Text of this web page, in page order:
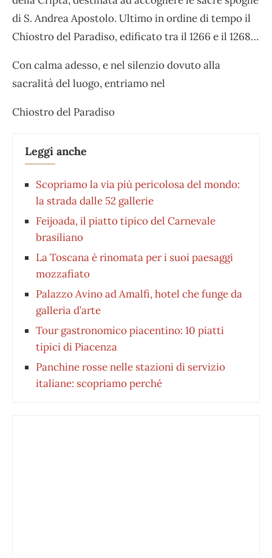
di S. Andrea Apostolo. Ultimo in ordine di tempo il
Chiostro del Paradiso, edificato tra il 1266 e il 1268…
Con calma adesso, e nel silenzio dovuto alla
sacralità del luogo, entriamo nel
Chiostro del Paradiso
Leggi anche
Scopriamo la via più pericolosa del mondo:
la strada dalle 52 gallerie
Feijoada, il piatto tipico del Carnevale
brasiliano
La Toscana è rinomata per i suoi paesaggi
mozzafiato
Palazzo Avino ad Amalfi, hotel che funge da
galleria d’arte
Tour gastronomico piacentino: 10 piatti
tipici di Piacenza
Panchine rosse nelle stazioni di servizio
italiane: scopriamo perché